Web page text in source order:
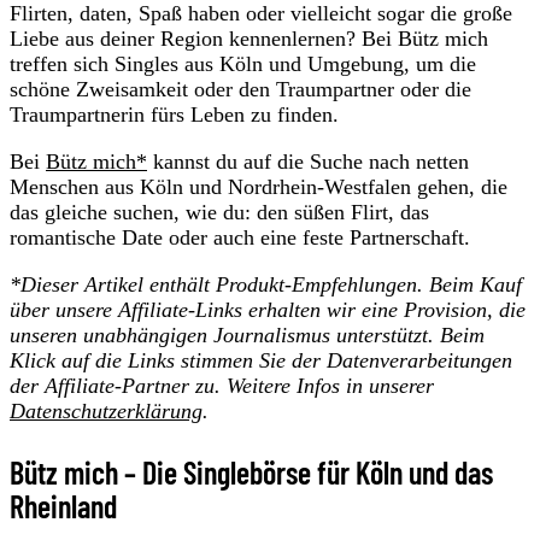
Flirten, daten, Spaß haben oder vielleicht sogar die große
Liebe aus deiner Region kennenlernen? Bei Bütz mich
treffen sich Singles aus Köln und Umgebung, um die
schöne Zweisamkeit oder den Traumpartner oder die
Traumpartnerin fürs Leben zu finden.
Bei Bütz mich* kannst du auf die Suche nach netten
Menschen aus Köln und Nordrhein-Westfalen gehen, die
das gleiche suchen, wie du: den süßen Flirt, das
romantische Date oder auch eine feste Partnerschaft.
*Dieser Artikel enthält Produkt-Empfehlungen. Beim Kauf
über unsere Affiliate-Links erhalten wir eine Provision, die
unseren unabhängigen Journalismus unterstützt. Beim
Klick auf die Links stimmen Sie der Datenverarbeitungen
der Affiliate-Partner zu. Weitere Infos in unserer
Datenschutzerklärung.
Bütz mich – Die Singlebörse für Köln und das
Rheinland